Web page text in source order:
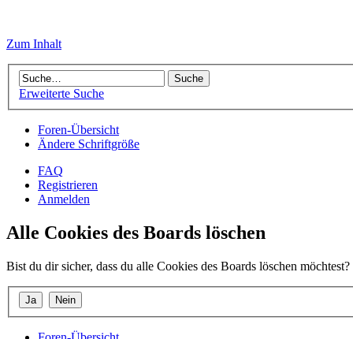
Zum Inhalt
Erweiterte Suche
Foren-Übersicht
Ändere Schriftgröße
FAQ
Registrieren
Anmelden
Alle Cookies des Boards löschen
Bist du dir sicher, dass du alle Cookies des Boards löschen möchtest?